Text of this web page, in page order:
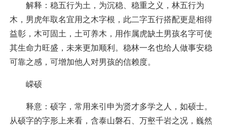
解释：稳五行为土，为沉稳、稳重之义，林五行为
木，男虎年取名宜用之木字根，此二字五行搭配更是相得
益彰，木可固土，土可养木，用作属虎缺土男孩名字可使
其生命力旺盛，未来更加顺利。稳林一名也给人做事安稳
可靠之感，可增加他人对男孩的信赖度。
嵘硕
释意：硕字，常用来引申为贤才多学之人，如硕士。
从硕字的字形上来看，含泰山磐石、万壑千岩之况，巍然